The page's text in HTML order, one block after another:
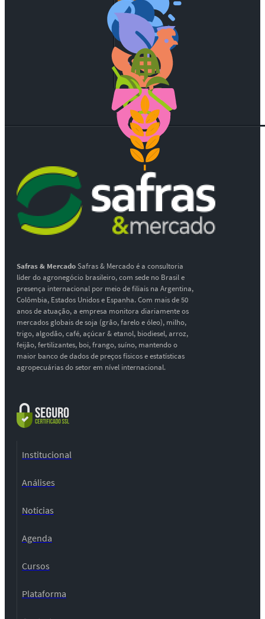
Safras & MercadoSafras & Mercado é a consultoria
líder do agronegócio brasileiro, com sede no Brasil e
presença internacional por meio de filiais na Argentina,
Colômbia, Estados Unidos e Espanha. Com mais de 50
anos de atuação, a empresa monitora diariamente os
mercados globais de soja (grão, farelo e óleo), milho,
trigo, algodão, café, açúcar & etanol, biodiesel, arroz,
feijão, fertilizantes, boi, frango, suíno, mantendo o
maior banco de dados de preços físicos e estatísticas
agropecuárias do setor em nível internacional.
Institucional
Análises
Notícias
Agenda
Cursos
Plataforma